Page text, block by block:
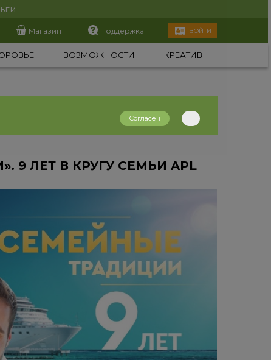
Магазин Поддержка ВОЙТИ
ВОЗМОЖНОСТИ КРЕАТИВ
9 ЛЕТ В КРУГУ СЕМЬИ APL
Согласен